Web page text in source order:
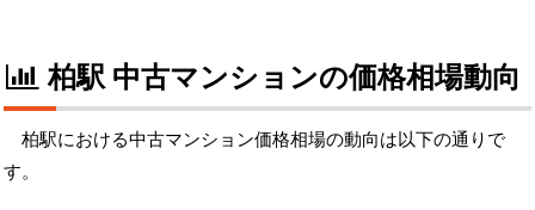
柏駅 中古マンションの価格相場動向
柏駅における中古マンション価格相場の動向は以下の通りで
す。